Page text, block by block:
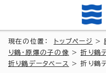
現在の位置： トップページ >
り鶴・原爆の子の像
>折り鶴
折り鶴データベース
> 折り鶴